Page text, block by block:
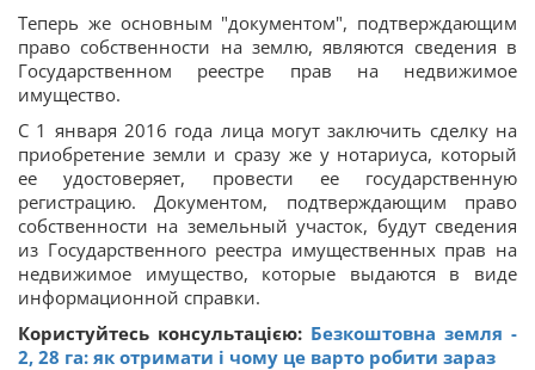
Теперь же основным "документом", подтверждающим
право собственности на землю, являются сведения в
Государственном реестре прав на недвижимое
имущество.
С 1 января 2016 года лица могут заключить сделку на
приобретение земли и сразу же у нотариуса, который
ее удостоверяет, провести ее государственную
регистрацию. Документом, подтверждающим право
собственности на земельный участок, будут сведения
из Государственного реестра имущественных прав на
недвижимое имущество, которые выдаются в виде
информационной справки.
Користуйтесь консультацією: Безкоштовна земля -
2, 28 га: як отримати і чому це варто робити зараз